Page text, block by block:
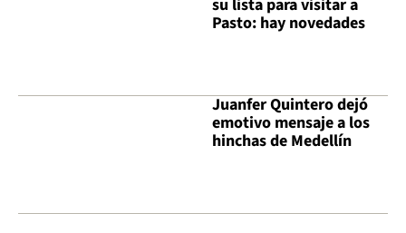
su lista para visitar a
Pasto: hay novedades
Juanfer Quintero dejó
emotivo mensaje a los
hinchas de Medellín